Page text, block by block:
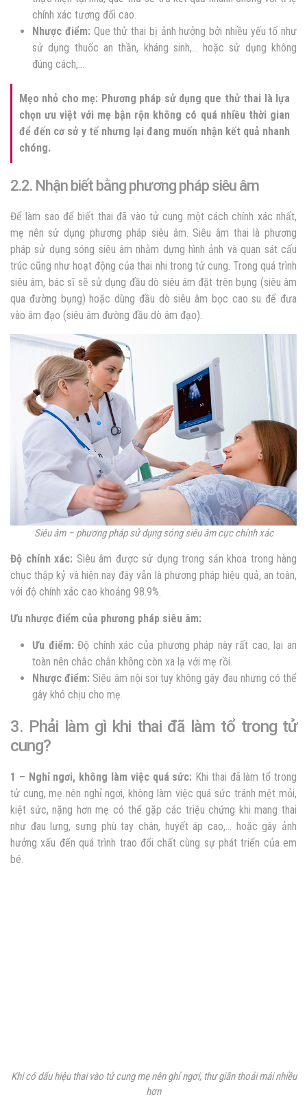
chính xác tương đối cao.
Nhược điểm: Que thử thai bị ảnh hưởng bởi nhiều yếu tố như
sử dụng thuốc an thần, kháng sinh,… hoặc sử dụng không
đúng cách,…
Mẹo nhỏ cho mẹ: Phương pháp sử dụng que thử thai là lựa
chọn ưu việt với mẹ bận rộn không có quá nhiều thời gian
để đến cơ sở y tế nhưng lại đang muốn nhận kết quả nhanh
chóng.
2.2. Nhận biết bằng phương pháp siêu âm
Để làm sao để biết thai đã vào tử cung một cách chính xác nhất,
mẹ nên sử dụng phương pháp siêu âm. Siêu âm thai là phương
pháp sử dụng sóng siêu âm nhằm dựng hình ảnh và quan sát cấu
trúc cũng như hoạt động của thai nhi trong tử cung. Trong quá trình
siêu âm, bác sĩ sẽ sử dụng đầu dò siêu âm đặt trên bụng (siêu âm
qua đường bụng) hoặc dùng đầu dò siêu âm bọc cao su để đưa
vào âm đạo (siêu âm đường đầu dò âm đạo).
Siêu âm – phương pháp sử dụng sóng siêu âm cực chính xác
Độ chính xác: Siêu âm được sử dụng trong sản khoa trong hàng
chục thập kỷ và hiện nay đây vẫn là phương pháp hiệu quả, an toàn,
với độ chính xác cao khoảng 98.9%.
Ưu nhược điểm của phương pháp siêu âm:
Ưu điểm: Độ chính xác của phương pháp này rất cao, lại an
toàn nên chắc chắn không còn xa lạ với mẹ rồi.
Nhược điểm: Siêu âm nội soi tuy không gây đau nhưng có thể
gây khó chịu cho mẹ.
3. Phải làm gì khi thai đã làm tổ trong tử
cung?
1 – Nghỉ ngơi, không làm việc quá sức: Khi thai đã làm tổ trong
tử cung, mẹ nên nghỉ ngơi, không làm việc quá sức tránh mệt mỏi,
kiệt sức, nặng hơn mẹ có thể gặp các triệu chứng khi mang thai
như đau lưng, sưng phù tay chân, huyết áp cao,… hoặc gây ảnh
hưởng xấu đến quá trình trao đổi chất cùng sự phát triển của em
bé.
Khi có dấu hiệu thai vào tử cung mẹ nênghỉ ngơi, thư giãn thoải mái nhiều
hơn